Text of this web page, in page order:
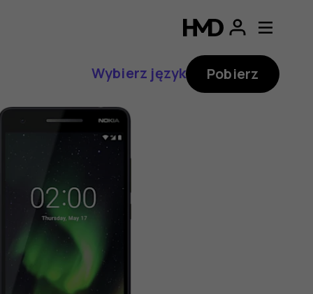
Wybierz język Pobierz